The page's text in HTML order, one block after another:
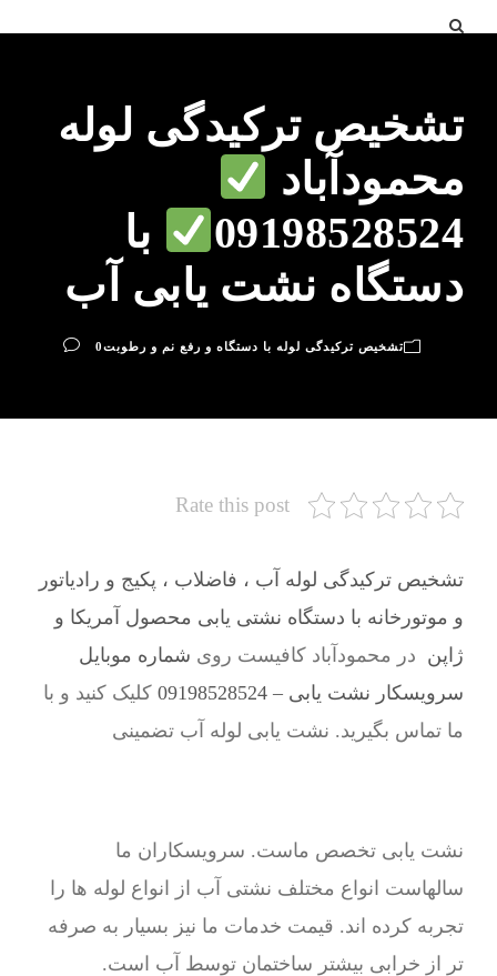
تشخیص ترکیدگی لوله
محمودآباد
09198528524
با
دستگاه نشت یابی آب
تشخیص ترکیدگی لوله با دستگاه و رفع نم و رطوبت0
Rate this post
تشخیص ترکیدگی لوله آب ، فاضلاب ، پکیج و رادیاتور
و موتورخانه با دستگاه نشتی یابی محصول آمریکا و
ژاپن در محمودآباد کافیست روی شماره موبایل
سرویسکار نشت یابی – 09198528524
کلیک کنید و با
ما تماس بگیرید. نشت یابی لوله آب تضمینی
نشت یابی تخصص ماست. سرویسکاران ما
سالهاست انواع مختلف نشتی آب از انواع لوله ها را
تجربه کرده اند. قیمت خدمات ما نیز بسیار به صرفه
تر از خرابی بیشتر ساختمان توسط آب است.